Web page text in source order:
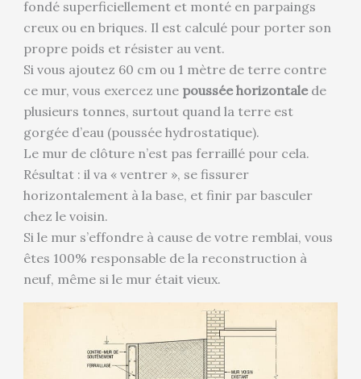
fondé superficiellement et monté en parpaings
creux ou en briques. Il est calculé pour porter son
propre poids et résister au vent.
Si vous ajoutez 60 cm ou 1 mètre de terre contre
ce mur, vous exercez une poussée horizontalede
plusieurs tonnes, surtout quand la terre est
gorgée d’eau (poussée hydrostatique).
Le mur de clôture n’est pas ferraillé pour cela.
Résultat : il va « ventrer », se fissurer
horizontalement à la base, et finir par basculer
chez le voisin.
Si le mur s’effondre à cause de votre remblai, vous
êtes 100% responsable de la reconstruction à
neuf, même si le mur était vieux.